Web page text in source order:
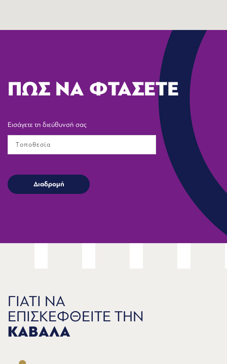
ΠΩΣ ΝΑ ΦΤΑΣΕΤΕ
Εισάγετε τη διεύθυνσή σας
ΓΙΑΤΙ ΝΑ
ΕΠΙΣΚΕΦΘΕΙΤΕ ΤΗΝ
ΚΑΒΑΛΑ